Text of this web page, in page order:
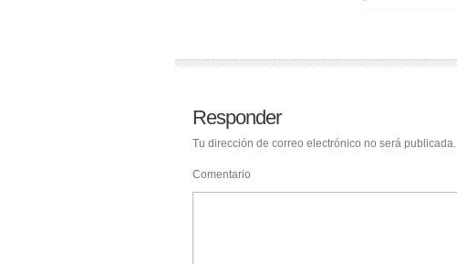
Responder
Tu dirección de correo electrónico no será publicada.
Comentario